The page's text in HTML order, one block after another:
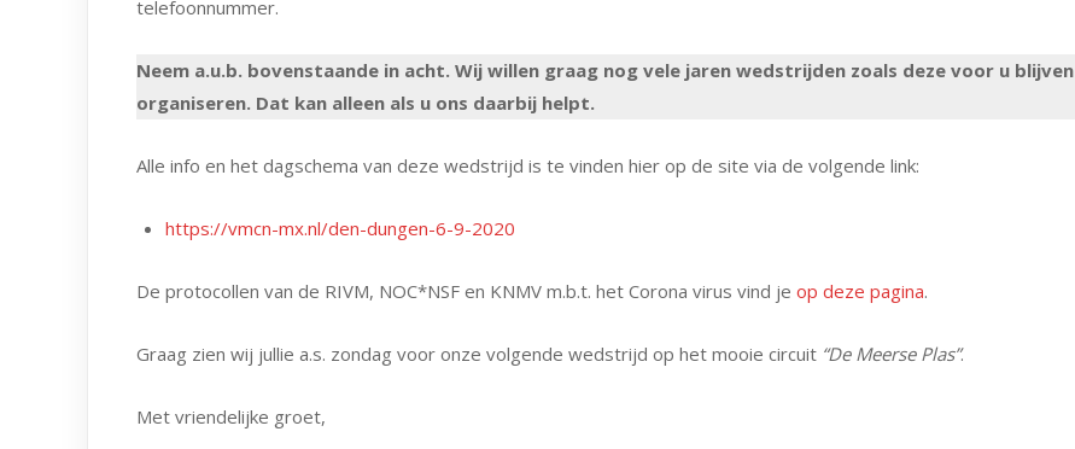
telefoonnummer.
Neem a.u.b. bovenstaande in acht. Wij willen graag nog vele jaren wedstrijden zoals deze voor u blijven
organiseren. Dat kan alleen als u ons daarbij helpt.
Alle info en het dagschema van deze wedstrijd is te vinden hier op de site via de volgende link:
https://vmcn-mx.nl/den-dungen-6-9-2020
De protocollen van de RIVM, NOC*NSF en KNMV m.b.t. het Corona virus vind je op deze pagina.
Graag zien wij jullie a.s. zondag voor onze volgende wedstrijd op het mooie circuit “De Meerse Plas”.
Met vriendelijke groet,